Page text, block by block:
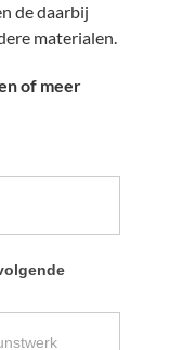
de daarbij
materialen.
of meer